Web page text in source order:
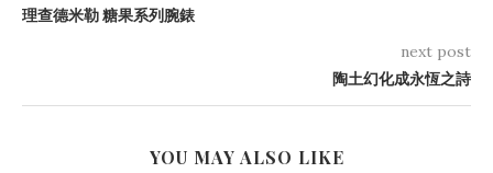
理查德米勒 糖果系列腕錶
next post
陶土幻化成永恆之詩
YOU MAY ALSO LIKE